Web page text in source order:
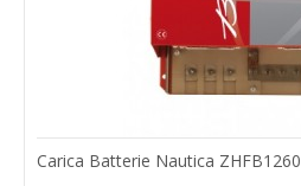
Carica Batterie Nautica ZHFB1260